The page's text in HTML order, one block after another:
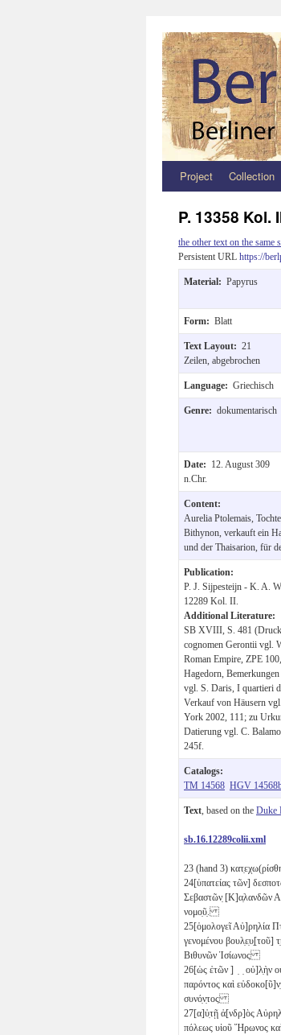
Zum
springen
Project Collection
P. 13358 Kol.
the other text on the same
Persistent URL https://
Material: Papyrus
Form: Blatt
Text Layout: 21
Zeilen, abgebrochen
Language: Griechisch
Genre: dokumentarisch
Date: 12. August 309
n.Chr.
Content:
Aurelia Ptolemais,
Bithynon, verkauft ein
und der Thaisarion, für
Publication:
P. J. Sijpesteijn - K. A.
12289 Kol. II.
Additional Literature:
SB XVIII, S. 481
cognomen Gerontii vgl.
Roman Empire, ZPE
Hagedorn,
vgl. S. Daris, I quartieri
Verkauf von Häusern
York 2002, 111; zu
Datierung vgl. C.
245f.
Catalogs:
TM 14568 HGV
Text , based on the Duke
sb.16.12289colii.xml
23 (hand 3)
24[ὑπατείας τῶν]
Σεβαστῶν̣ [Κ]α̣λανδῶν
νομο̣ῦ̣.
25[ὁμολογεῖ Αὐ]ρηλία
γενομένου βουλ̣ε̣υ̣[τοῦ]
Βιθυνῶν Ἰσίωνος
26[ὡς ἐτῶν ] ̣ ̣ οὐ]λ̣ὴν
παρόντος καὶ
συνό̣ν̣τος
27[α]ὐ̣τῇ ἀ[νδρ]ὸς
πόλεως υἱοῦ Ἥρωνος